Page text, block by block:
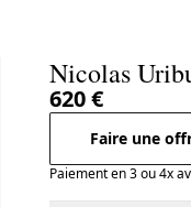
Nicolas
620 €
Faire une
Paiement en 3 ou 4x